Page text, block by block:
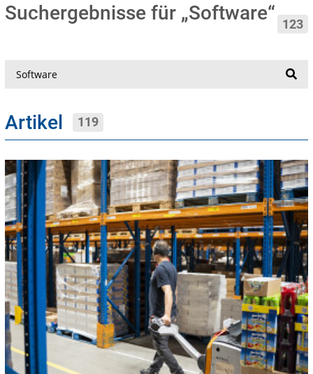
Suchergebnisse für „Software“ 123
Suche
Artikel 119